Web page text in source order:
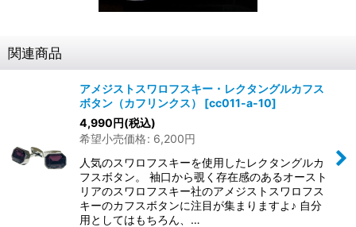
関連商品
アメジストスワロフスキー・レクタングルカフス
ボタン（カフリンクス）
[cc011-a-10]
4,990円(税込)
希望小売価格: 6,200円
人気のスワロフスキーを使用したレクタングルカ
フスボタン。 袖口から覗く存在感のあるオースト
リアのスワロフスキー社のアメジストスワロフス
キーのカフスボタンに注目が集まりますよ♪ 自分
用としてはもちろん、…